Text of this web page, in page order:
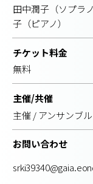
田中潤子（ソプラ
子（ピアノ）
チケット料金
無料
主催/共催
主催 / アンサンブ
お問い合わせ